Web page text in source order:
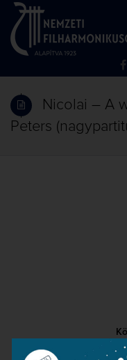
Nicolai – A
Peters